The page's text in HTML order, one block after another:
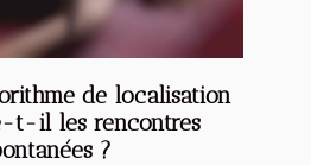
de localisation
t-il les rencontres
?